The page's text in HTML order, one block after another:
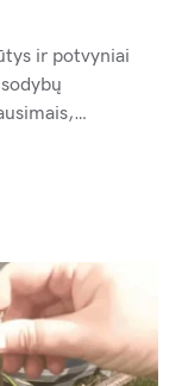
ir potvyniai